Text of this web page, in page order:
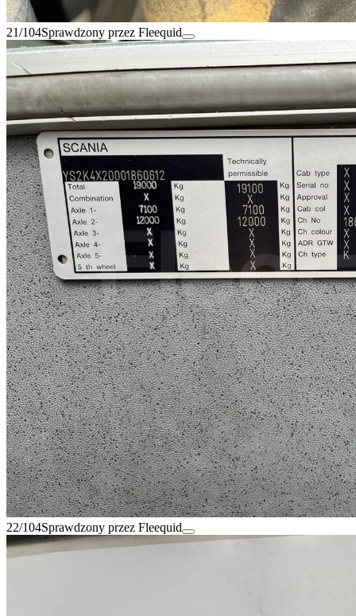
21/104Sprawdzony przez Fleequid
22/104Sprawdzony przez Fleequid